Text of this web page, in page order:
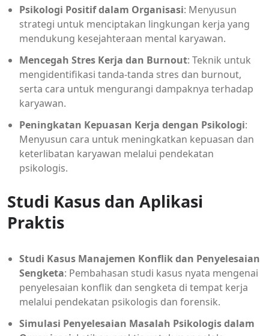
Psikologi Positif dalam Organisasi: Menyusun
strategi untuk menciptakan lingkungan kerja yang
mendukung kesejahteraan mental karyawan.
Mencegah Stres Kerja dan Burnout: Teknik untuk
mengidentifikasi tanda-tanda stres dan burnout,
serta cara untuk mengurangi dampaknya terhadap
karyawan.
Peningkatan Kepuasan Kerja dengan Psikologi:
Menyusun cara untuk meningkatkan kepuasan dan
keterlibatan karyawan melalui pendekatan
psikologis.
Studi Kasus dan Aplikasi
Praktis
Studi Kasus Manajemen Konflik dan Penyelesaian
Sengketa: Pembahasan studi kasus nyata mengenai
penyelesaian konflik dan sengketa di tempat kerja
melalui pendekatan psikologis dan forensik.
Simulasi Penyelesaian Masalah Psikologis dalam